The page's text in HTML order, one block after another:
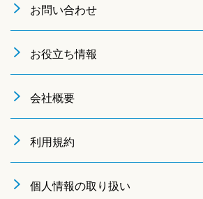
お問い合わせ
お役立ち情報
会社概要
利用規約
個人情報の取り扱い